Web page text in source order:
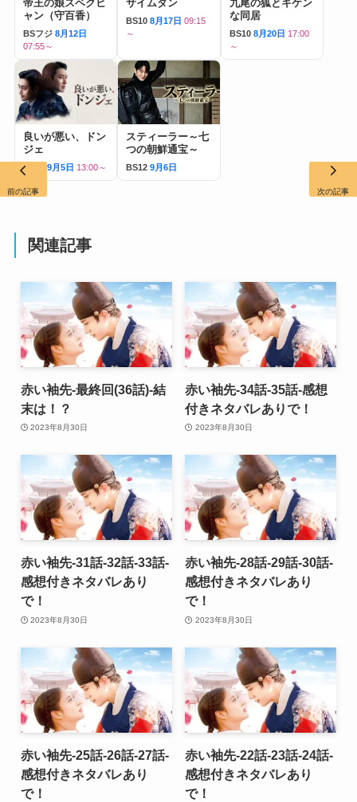
帝王の娘スベクヒ
ャン（守百香）
BSフジ 8月12日
07:55～
サイムダン
BS10 8月17日 09:15
～
九尾の狐とキケン
な同居
BS10 8月20日 17:00
～
良いが悪い、ドン
ジェ
BS12 9月5日 13:00～
スティーラー～七
つの朝鮮通宝～
BS12 9月6日
関連記事
赤い袖先-最終回(36話)-結
末は！？
2023年8月30日
赤い袖先-34話-35話-感想
付きネタバレありで！
2023年8月30日
赤い袖先-31話-32話-33話-
感想付きネタバレあり
で！
2023年8月30日
赤い袖先-28話-29話-30話-
感想付きネタバレあり
で！
2023年8月30日
赤い袖先-25話-26話-27話-
感想付きネタバレあり
で！
赤い袖先-22話-23話-24話-
感想付きネタバレあり
で！
前の記事 次の記事